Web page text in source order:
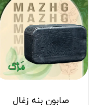
صابون بنه زغال